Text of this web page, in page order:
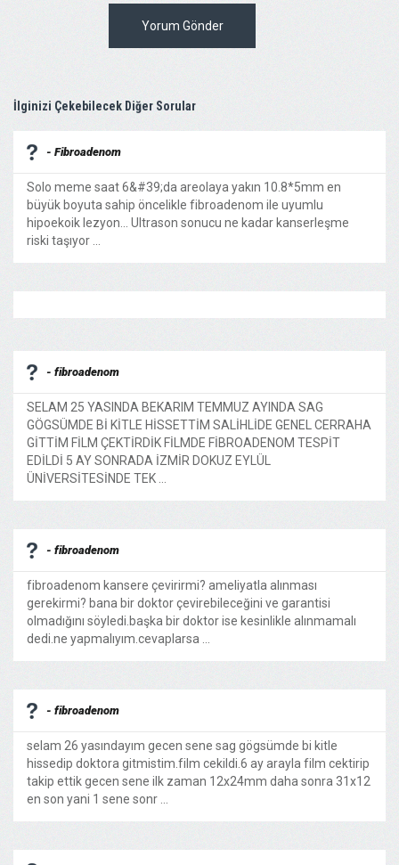
Yorum Gönder
İlginizi Çekebilecek Diğer Sorular
- Fibroadenom
Solo meme saat 6&#39;da areolaya yakın 10.8*5mm en
büyük boyuta sahip öncelikle fibroadenom ile uyumlu
hipoekoik lezyon... Ultrason sonucu ne kadar kanserleşme
riski taşıyor ...
- fibroadenom
SELAM 25 YASINDA BEKARIM TEMMUZ AYINDA SAG
GÖGSÜMDE Bİ KİTLE HİSSETTİM SALİHLİDE GENEL CERRAHA
GİTTİM FİLM ÇEKTİRDİK FİLMDE FİBROADENOM TESPİT
EDİLDİ 5 AY SONRADA İZMİR DOKUZ EYLÜL
ÜNİVERSİTESİNDE TEK ...
- fibroadenom
fibroadenom kansere çevirirmi? ameliyatla alınması
gerekirmi? bana bir doktor çevirebileceğini ve garantisi
olmadığını söyledi.başka bir doktor ise kesinlikle alınmamalı
dedi.ne yapmalıyım.cevaplarsa ...
- fibroadenom
selam 26 yasındayım gecen sene sag gögsümde bi kitle
hissedip doktora gitmistim.film cekildi.6 ay arayla film cektirip
takip ettik gecen sene ilk zaman 12x24mm daha sonra 31x12
en son yani 1 sene sonr ...